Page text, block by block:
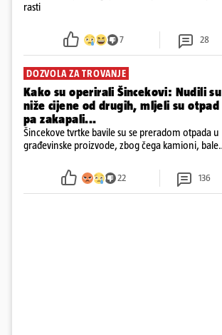
rasti
7 28
DOZVOLA ZA TROVANJE
Kako su operirali Šincekovi: Nudili su
niže cijene od drugih, mljeli su otpad
pa zakapali...
Šincekove tvrtke bavile su se preradom otpada u
građevinske proizvode, zbog čega kamioni, bale
22 136